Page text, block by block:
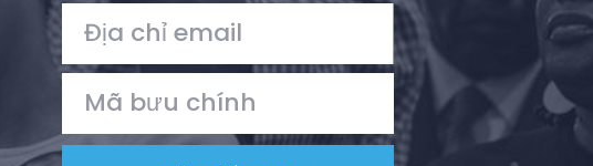
Bữa tiệc của bạn
Hoạt động
Vote
Quyên tặng